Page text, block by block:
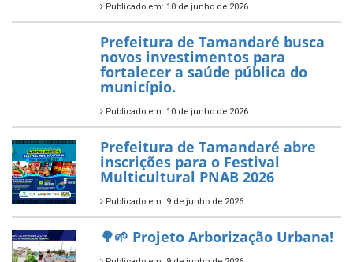
Política Nacional Aldir Blanc
— Tamandaré tem Plano de
Aplicação de Recursos (PAR)
habilitado
7 de novembro de 2025
ÚLTIMAS NOTÍCIAS
Tamandaré conquista Selo
Diamante do Sebrae pelo
segundo ano consecutivo e
reafirma excelência no apoio ao
empreendedorismo.